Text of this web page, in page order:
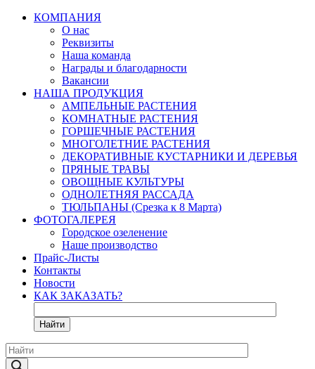
КОМПАНИЯ
О нас
Реквизиты
Наша команда
Награды и благодарности
Вакансии
НАША ПРОДУКЦИЯ
АМПЕЛЬНЫЕ РАСТЕНИЯ
КОМНАТНЫЕ РАСТЕНИЯ
ГОРШЕЧНЫЕ РАСТЕНИЯ
МНОГОЛЕТНИЕ РАСТЕНИЯ
ДЕКОРАТИВНЫЕ КУСТАРНИКИ И ДЕРЕВЬЯ
ПРЯНЫЕ ТРАВЫ
ОВОЩНЫЕ КУЛЬТУРЫ
ОДНОЛЕТНЯЯ РАССАДА
ТЮЛЬПАНЫ (Срезка к 8 Марта)
ФОТОГАЛЕРЕЯ
Городское озеленение
Наше производство
Прайс-Листы
Контакты
Новости
КАК ЗАКАЗАТЬ?
Найти